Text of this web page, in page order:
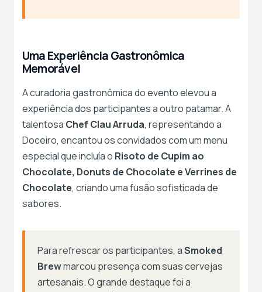
Uma Experiência Gastronômica
Memorável
A curadoria gastronômica do evento elevou a
experiência dos participantes a outro patamar. A
talentosa Chef Clau Arruda, representando a
Doceiro, encantou os convidados com um menu
especial que incluía o Risoto de Cupim ao
Chocolate, Donuts de Chocolate e Verrines de
Chocolate, criando uma fusão sofisticada de
sabores.
Para refrescar os participantes, aSmoked
Brewmarcou presença com suas cervejas
artesanais. O grande destaque foi a